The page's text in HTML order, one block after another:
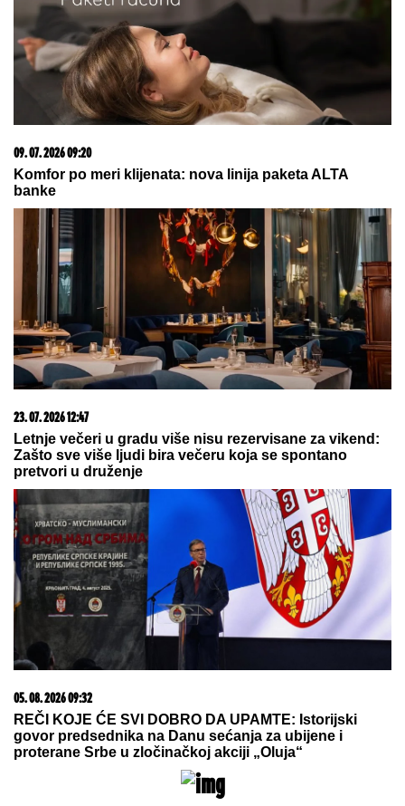
09. 07. 2026 09:20
Komfor po meri klijenata: nova linija paketa ALTA
banke
23. 07. 2026 12:47
Letnje večeri u gradu više nisu rezervisane za vikend:
Zašto sve više ljudi bira večeru koja se spontano
pretvori u druženje
05. 08. 2026 09:32
REČI KOJE ĆE SVI DOBRO DA UPAMTE: Istorijski
govor predsednika na Danu sećanja za ubijene i
proterane Srbe u zločinačkoj akciji „Oluja“